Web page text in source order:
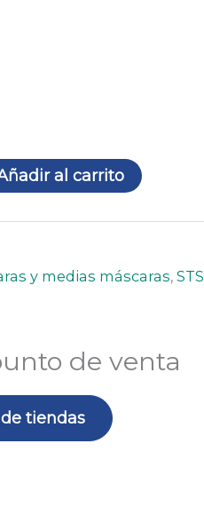
al carrito
y medias máscaras, STS
de venta
tiendas